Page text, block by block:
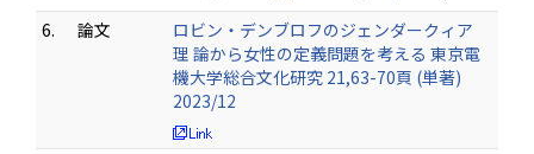
6.
論文
ロビン・デンブロフのジェンダークィア
理 論から女性の定義問題を考える 東京電
機大学総合文化研究 21,63-70頁 (単著)
2023/12